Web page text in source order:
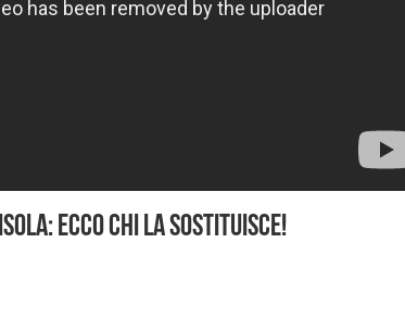
Ecco Chi La Sostituisce!